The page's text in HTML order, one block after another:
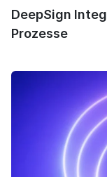
DeepSign
Prozesse